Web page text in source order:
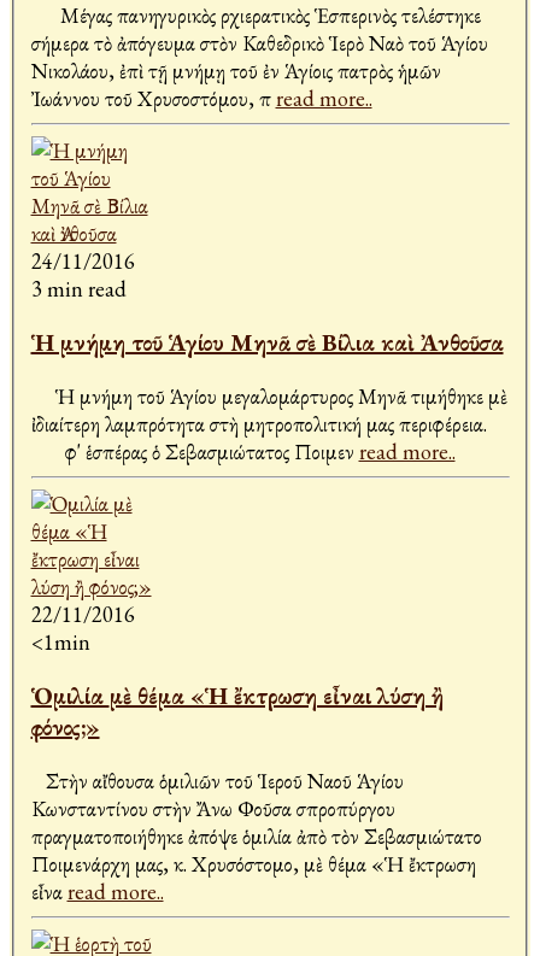
Μέγας πανηγυρικὸς Ἀρχιερατικὸς Ἑσπερινὸς τελέστηκε
σήμερα τὸ ἀπόγευμα στὸν Καθεδρικὸ Ἱερὸ Ναὸ τοῦ Ἁγίου
Νικολάου, ἐπὶ τῇ μνήμῃ τοῦ ἐν Ἁγίοις πατρὸς ἡμῶν
Ἰωάννου τοῦ Χρυσοστόμου, πread more..
24/11/2016
3 min read
Ἡ μνήμη τοῦ Ἁγίου Μηνᾶ σὲ Βίλια καὶ Ἀνθοῦσα
Ἡ μνήμη τοῦ Ἁγίου μεγαλομάρτυρος Μηνᾶ τιμήθηκε μὲ
ἰδιαίτερη λαμπρότητα στὴ μητροπολιτική μας περιφέρεια.
Ἀφ' ἑσπέρας ὁ Σεβασμιώτατος Ποιμεν read more..
22/11/2016
<1min
Ὁμιλία μὲ θέμα «Ἡ ἔκτρωση εἶναι λύση ἢ
φόνος;»
Στὴν αἴθουσα ὁμιλιῶν τοῦ Ἱεροῦ Ναοῦ Ἁγίου
Κωνσταντίνου στὴν Ἄνω Φοῦσα Ἀσπροπύργου
πραγματοποιήθηκε ἀπόψε ὁμιλία ἀπὸ τὸν Σεβασμιώτατο
Ποιμενάρχη μας, κ. Χρυσόστομο, μὲ θέμα «Ἡ ἔκτρωση
εἶναread more..